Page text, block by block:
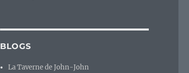
BLOGS
La Taverne de John-John